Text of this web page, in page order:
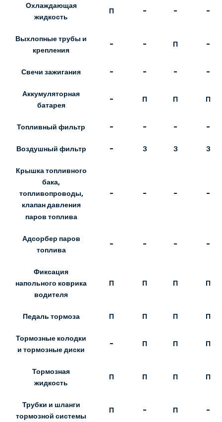
Охлаждающая
жидкость
П - - -
Выхлопные трубы и
крепления
- - П -
Свечи зажигания - - - -
Аккумуляторная
батарея
- П П П
Топливный фильтр - - - -
Воздушный фильтр - З З З
Крышка топливного
бака,
топливопроводы,
клапан давления
паров топлива
- - - -
Адсорбер паров
топлива
- - - -
Фиксация
напольного коврика
водителя
П П П П
Педаль тормоза П П П П
Тормозные колодки
и тормозные диски
- П П П
Тормозная
жидкость
П П П П
Трубки и шланги
тормозной системы
П - П -